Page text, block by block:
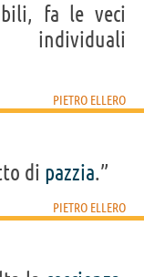
fa le veci
PIETRO ELLERO
di pazzia.”
PIETRO ELLERO